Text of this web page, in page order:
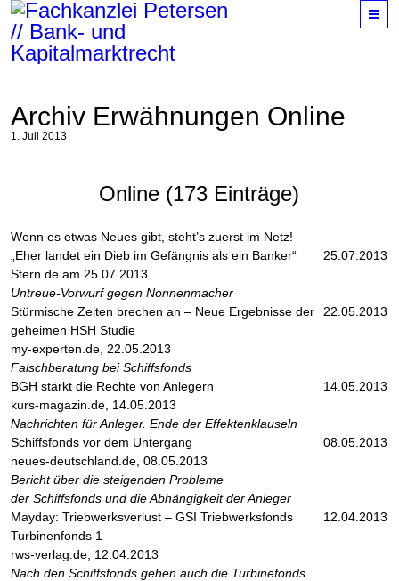
Archiv Erwähnungen Online
1. Juli 2013
Online (173 Einträge)
Wenn es etwas Neues gibt, steht’s zuerst im Netz!
„Eher landet ein Dieb im Gefängnis als ein Banker“
Stern.de am 25.07.2013
Untreue-Vorwurf gegen Nonnenmacher
25.07.2013
Stürmische Zeiten brechen an – Neue Ergebnisse der
geheimen HSH Studie
my-experten.de, 22.05.2013
Falschberatung bei Schiffsfonds
22.05.2013
BGH stärkt die Rechte von Anlegern
kurs-magazin.de, 14.05.2013
Nachrichten für Anleger. Ende der Effektenklauseln
14.05.2013
Schiffsfonds vor dem Untergang
neues-deutschland.de, 08.05.2013
Bericht über die steigenden Probleme
der Schiffsfonds und die Abhängigkeit der Anleger
08.05.2013
Mayday: Triebwerksverlust – GSI Triebwerksfonds
Turbinenfonds 1
rws-verlag.de, 12.04.2013
Nach den Schiffsfonds gehen auch die Turbinefonds
12.04.2013